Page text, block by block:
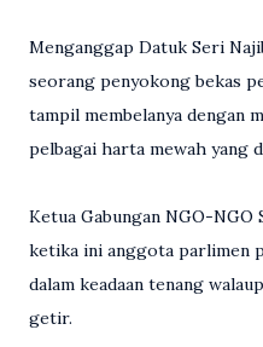
Menganggap Datuk Seri
seorang penyokong bekas
tampil membelanya dengan
pelbagai harta mewah yang
Ketua Gabungan NGO-
ketika ini anggota parlimen
dalam keadaan tenang
getir.